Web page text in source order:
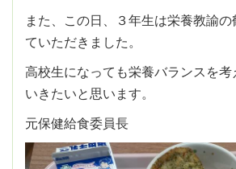
また、この日、３年生は栄養教諭
ていただきました。
高校生になっても栄養バランスを考
いきたいと思います。
元保健給食委員長